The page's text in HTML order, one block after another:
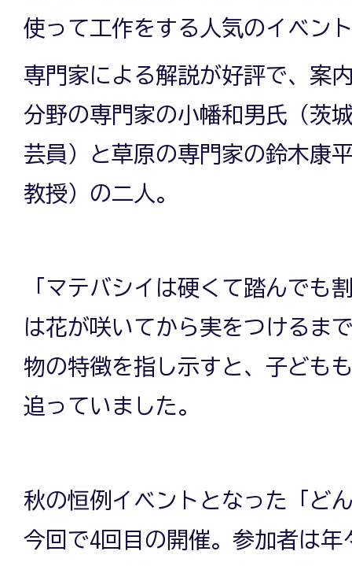
使って工作をする人気のイベン
専門家による解説が好評で、案
分野の専門家の小幡和男氏（茨
芸員）と草原の専門家の鈴木康
教授）の二人。
「マテバシイは硬くて踏んでも
は花が咲いてから実をつけるま
物の特徴を指し示すと、子ども
追っていました。
秋の恒例イベントとなった「ど
今回で4回目の開催。参加者は